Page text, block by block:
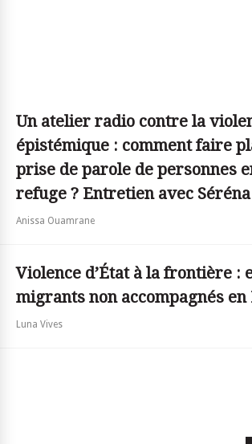
Un atelier radio contre la
épistémique : comment faire
prise de parole de personnes
refuge ? Entretien avec
Anissa Ouamrane
Violence d’État à la frontière :
migrants non accompagnés en
Luna Vives